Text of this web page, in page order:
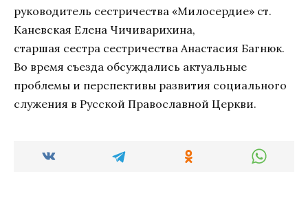
руководитель сестричества «Милосердие» ст.
Каневская Елена Чичиварихина,
старшая сестра сестричества Анастасия Багнюк.
Во время съезда обсуждались актуальные
проблемы и перспективы развития социального
служения в Русской Православной Церкви.